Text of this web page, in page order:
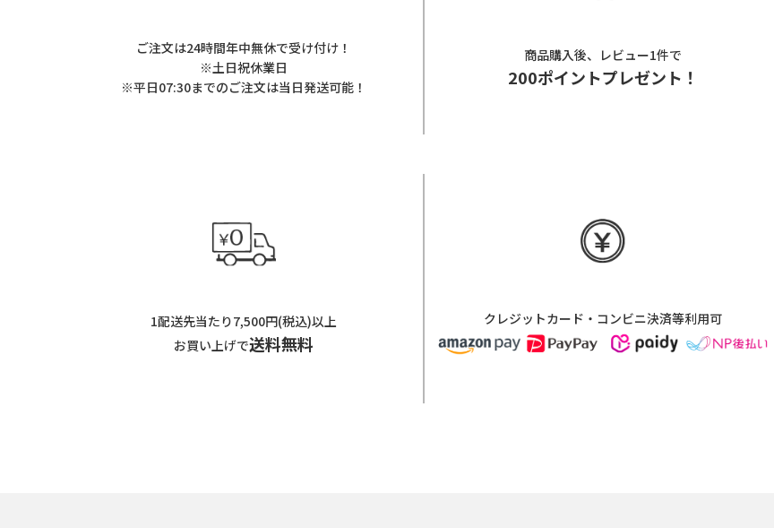
ご注文は24時間年中無休で受け付け！
※土日祝休業日
※平日07:30までのご注文は当日発送可能！
商品購入後、レビュー1件で
200ポイントプレゼント！
1配送先当たり7,500円(税込)以上
お買い上げで送料無料
クレジットカード・コンビニ決済等利用可